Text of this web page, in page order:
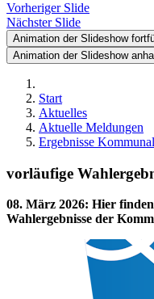
Vorheriger Slide
Nächster Slide
Animation der Slideshow
Animation der Slideshow
Start
Aktuelles
Aktuelle Meldungen
Ergebnisse
vorläufige
08. März 2026: Hier
Wahlergebnisse der